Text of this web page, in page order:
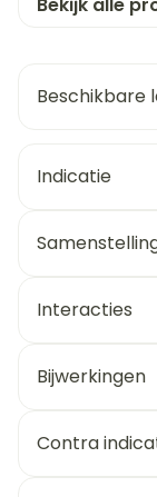
Beschikbare
Indicatie
Interacties
Bijwerkingen
Contra